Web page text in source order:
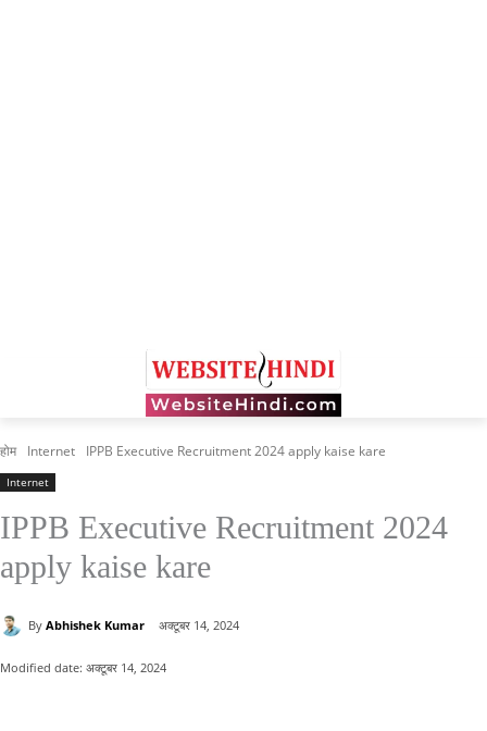
होम Internet IPPB Executive Recruitment 2024 apply kaise kare
Internet
IPPB Executive Recruitment 2024
apply kaise kare
By Abhishek Kumar अक्टूबर 14, 2024
Modified date: अक्टूबर 14, 2024